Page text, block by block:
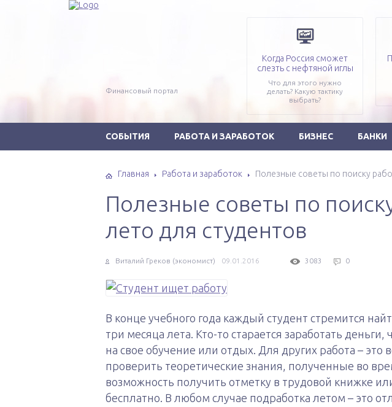
Финансовый портал
Когда Россия сможет
слезть с нефтяной иглы
Что для этого нужно
делать? Какую тактику
выбрать?
СОБЫТИЯ РАБОТА И ЗАРАБОТОК БИЗНЕС БАНКИ
Главная Работа и заработок Полезные советы по поиску
Полезные советы по
лето для студентов
Виталий Греков (экономист) 09.01.2016 3083 0
В конце учебного года каждый студент стремится
три месяца лета. Кто-то старается заработать
на свое обучение или отдых. Для других работа – это
проверить теоретические знания, полученные во
возможность получить отметку в трудовой книжке
бесплатно. В любом случае подработка летом – это